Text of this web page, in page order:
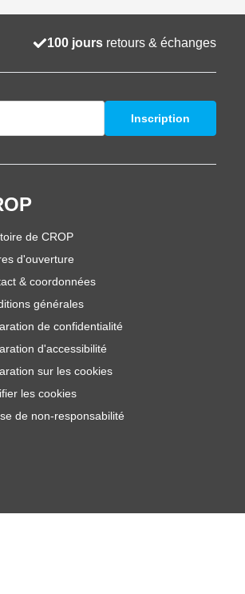
100 jours retours & échanges
Inscription
de CROP
d'ouverture
& coordonnées
générales
de confidentialité
d'accessibilité
sur les cookies
les cookies
de non-responsabilité